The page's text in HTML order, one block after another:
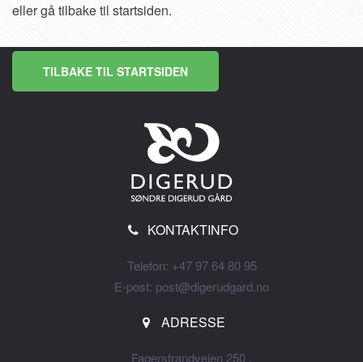
eller gå tilbake til startsiden.
TILBAKE TIL STARTSIDEN
KONTAKTINFO
Telefon: +47 97 64 80 95
E-post: post@digerudgard.no
ADRESSE
Fagerstrandveien 250 ,